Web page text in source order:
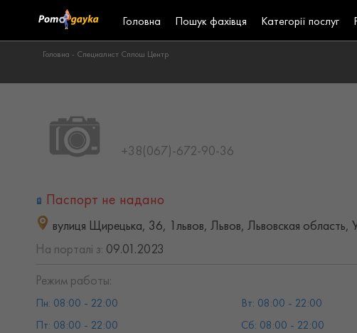
Головна Пошук фахівця Категорії послуг
Головна - Специалист Сплош Центр
+38(067)-672-90-36
Паспорт не надано
вулиця Щирецька, 36, 1львов, Львов, Львовская область,
На порталі з: 09.01.2023
Режим работы:
Пн: 08:00 - 22:00 Вт: 08:00 - 22:00
Пт: 08:00 - 22:00
Сб: 08:00 - 22:00